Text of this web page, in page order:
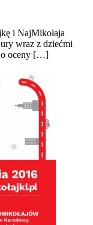
i NajMikołaja
wraz z dziećmi
oceny […]